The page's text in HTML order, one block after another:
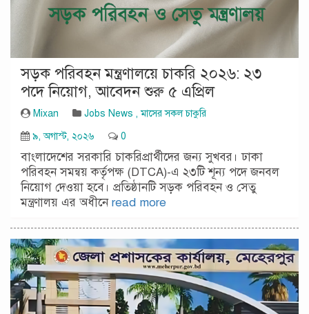
সড়ক পরিবহন মন্ত্রণালয়ে চাকরি ২০২৬: ২৩
পদে নিয়োগ, আবেদন শুরু ৫ এপ্রিল
Mixan Jobs News ,মাসের সকল চাকুরি
৯, অগাস্ট, ২০২৬
0
বাংলাদেশের সরকারি চাকরিপ্রার্থীদের জন্য সুখবর। ঢাকা
পরিবহন সমন্বয় কর্তৃপক্ষ (DTCA)-এ ২৩টি শূন্য পদে জনবল
নিয়োগ দেওয়া হবে। প্রতিষ্ঠানটি সড়ক পরিবহন ও সেতু
মন্ত্রণালয় এর অধীনেread more